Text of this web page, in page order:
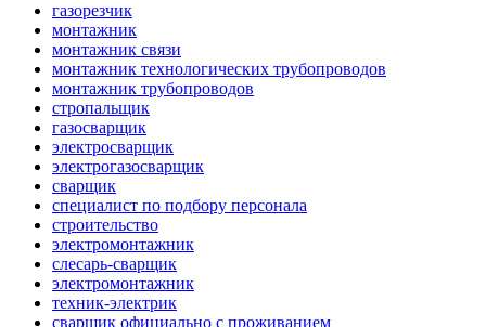
газорезчик
монтажник
монтажник связи
монтажник технологических трубопроводов
монтажник трубопроводов
стропальщик
газосварщик
электросварщик
электрогазосварщик
сварщик
специалист по подбору персонала
строительство
электромонтажник
слесарь-сварщик
электромонтажник
техник-электрик
сварщик официально с проживанием